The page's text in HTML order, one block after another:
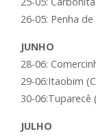
26-05: Penha
JUNHO
28-06:
29-06:Itaobim
30-06:Tuparecê
JULHO